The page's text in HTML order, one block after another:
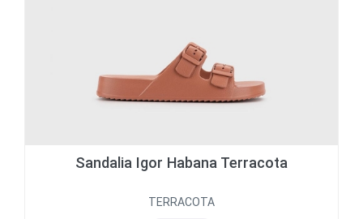
Sandalia Igor Habana Terracota
TERRACOTA